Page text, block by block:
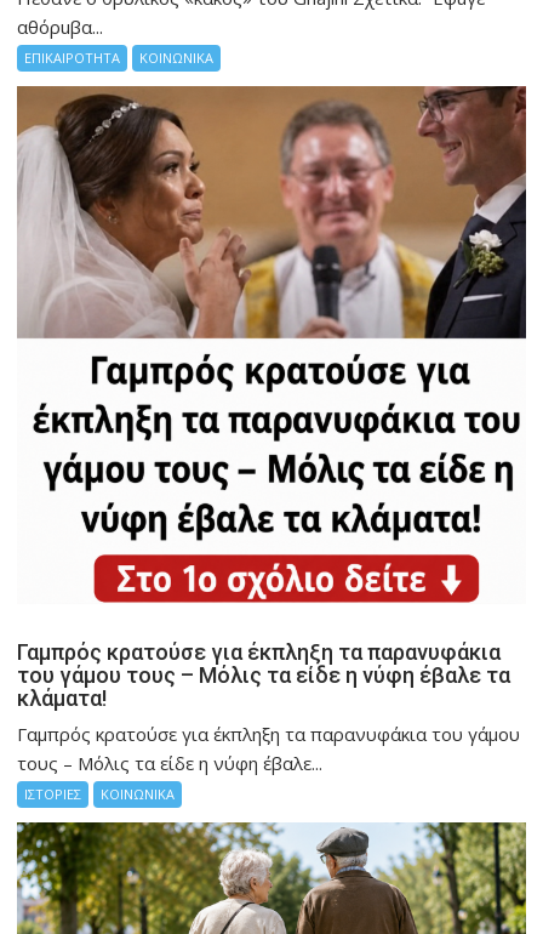
αθόρuβα...
ΕΠΙΚΑΙΡΟΤΗΤΑ ΚΟΙΝΩΝΙΚΑ
Γαμπρός κρατούσε για έκπληξη τα παρανυφάκια
του γάμου τους – Μόλις τα είδε η νύφη έβαλε τα
κλάματα!
Γαμπρός κρατούσε για έκπληξη τα παρανυφάκια του γάμου
τους – Μόλις τα είδε η νύφη έβαλε...
ΙΣΤΟΡΙΕΣ ΚΟΙΝΩΝΙΚΑ